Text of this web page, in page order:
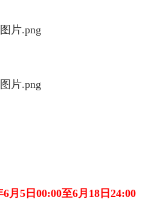
月5日00:00至6月18日24:00